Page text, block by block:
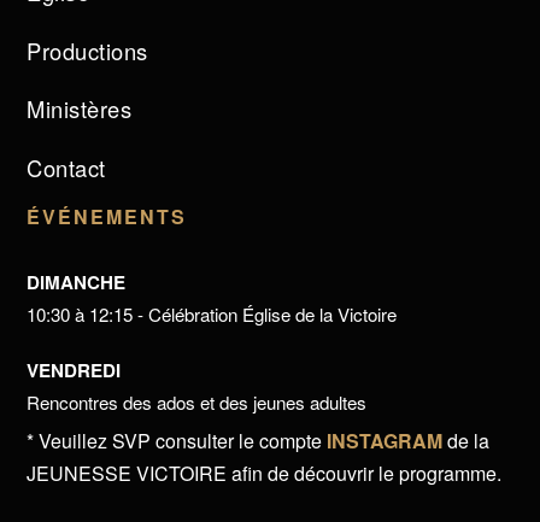
Productions
Ministères
Contact
ÉVÉNEMENTS
DIMANCHE
10:30 à 12:15 - Célébration Église de la Victoire
VENDREDI
Rencontres des ados et des jeunes adultes
* Veuillez SVP consulter le compte INSTAGRAMde la
JEUNESSE VICTOIRE afin de découvrir le programme.